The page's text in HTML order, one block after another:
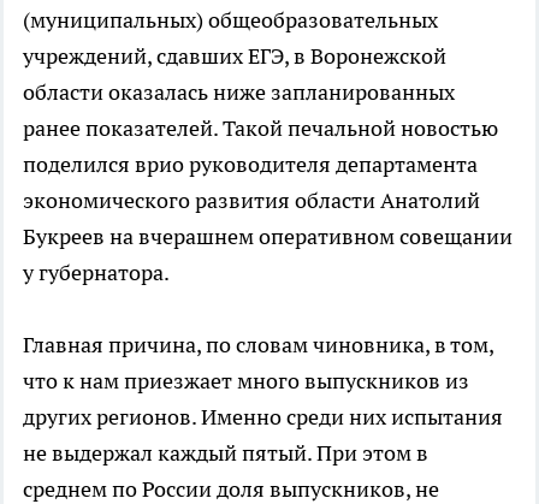
(муниципальных) общеобразовательных
учреждений, сдавших ЕГЭ, в Воронежской
области оказалась ниже запланированных
ранее показателей. Такой печальной новостью
поделился врио руководителя департамента
экономического развития области Анатолий
Букреев на вчерашнем оперативном совещании
у губернатора.
Главная причина, по словам чиновника, в том,
что к нам приезжает много выпускников из
других регионов. Именно среди них испытания
не выдержал каждый пятый. При этом в
среднем по России доля выпускников, не